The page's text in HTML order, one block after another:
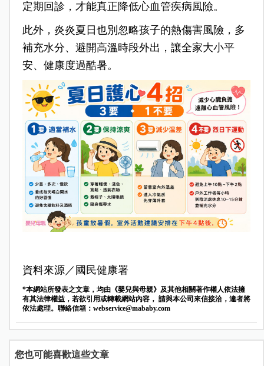
定期回診，才能真正降低心血管疾病風險。
此外，炎炎夏日也別忽略孩子的熱傷害風險，多
補充水分、避開高溫時段外出，讓全家大小平
安、健康度過酷暑。
資料來源／國民健康署
*本網站所發表之文章，均由《嬰兒與母親》及其他相關著作權人依法擁
有其法律權益，若欲引用或轉載網站內容， 請與本公司來信接洽，違者將
依法處理。聯絡信箱： webservice@mababy.com
您也可能喜歡這些文章